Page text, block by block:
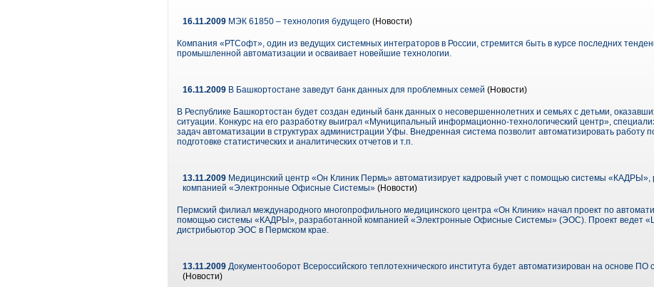
16.11.2009 МЭК 61850 – технология будущего (Новости)
Компания «РТСофт», один из ведущих системных интеграторов в России, стремится быть в курсе последних
промышленной автоматизации и осваивает новейшие технологии.
16.11.2009 В Башкортостане заведут банк данных для проблемных семей (Новости)
В Республике Башкортостан будет создан единый банк данных о несовершеннолетних и семьях с детьми,
ситуации. Конкурс на его разработку выиграл «Муниципальный информационно-технологический центр»,
задач автоматизации в структурах администрации Уфы. Внедренная система позволит автоматизировать работу
подготовке статистических и аналитических отчетов и т.п.
13.11.2009 Медицинский центр «Он Клиник Пермь» автоматизирует кадровый учет с помощью системы «КАДРЫ»,
компанией «Электронные Офисные Системы» (Новости)
Пермский филиал международного многопрофильного медицинского центра «Он Клиник» начал проект по
помощью системы «КАДРЫ», разработанной компанией «Электронные Офисные Системы» (ЭОС). Проект ведет
дистрибьютор ЭОС в Пермском крае.
13.11.2009 Документооборот Всероссийского теплотехнического института будет автоматизирован на основе ПО
(Новости)